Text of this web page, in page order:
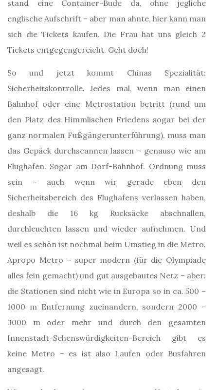
stand eine Container-Bude da, ohne jegliche
englische Aufschrift – aber man ahnte, hier kann man
sich die Tickets kaufen. Die Frau hat uns gleich 2
Tickets entgegengereicht. Geht doch!
So und jetzt kommt Chinas Spezialität:
Sicherheitskontrolle. Jedes mal, wenn man einen
Bahnhof oder eine Metrostation betritt (rund um
den Platz des Himmlischen Friedens sogar bei der
ganz normalen Fußgängerunterführung), muss man
das Gepäck durchscannen lassen – genauso wie am
Flughafen. Sogar am Dorf-Bahnhof. Ordnung muss
sein – auch wenn wir gerade eben den
Sicherheitsbereich des Flughafens verlassen haben,
deshalb die 16 kg Rucksäcke abschnallen,
durchleuchten lassen und wieder aufnehmen. Und
weil es schön ist nochmal beim Umstieg in die Metro.
Apropo Metro – super modern (für die Olympiade
alles fein gemacht) und gut ausgebautes Netz – aber:
die Stationen sind nicht wie in Europa so in ca. 500 –
1000 m Entfernung zueinandern, sondern 2000 –
3000 m oder mehr und durch den gesamten
Innenstadt-Sehenswürdigkeiten-Bereich gibt es
keine Metro – es ist also Laufen oder Busfahren
angesagt.